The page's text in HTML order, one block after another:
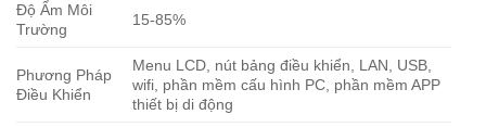
Độ Ẩm Môi
Trường
15-85%
Phương Pháp
Điều Khiển
Menu LCD, nút bảng điều khiển, LAN, USB,
wifi, phần mềm cấu hình PC, phần mềm APP
thiết bị di động